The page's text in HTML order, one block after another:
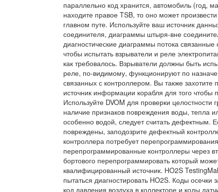
параллельно код хранится, автомобиль (год,
находите правое TSB, то оно может
главном путе. Используйте ваш источник
соединителя, диаграммы штыря-вне
диагностические диаграммы потока
чтобы испытать взрыватели и реле
как требовалось. Взрыватели должны быть
реле, по-видимому, функционируют по
связанных с контроллером. Вы также
источник информации корабля для того
Используйте DVOM для проверки
наличие признаков повреждения воды, тепла
особенно водой, следует считать дефектным.
повреждены, заподозрите дефектный
контроллера потребует
перепрограммированные контроллеры через
бортового перепрограммировать который
квалифицированный источник. HO2S
пытаться диагностировать HO2S. Коды
код давления воздуха в коллекторе и коды